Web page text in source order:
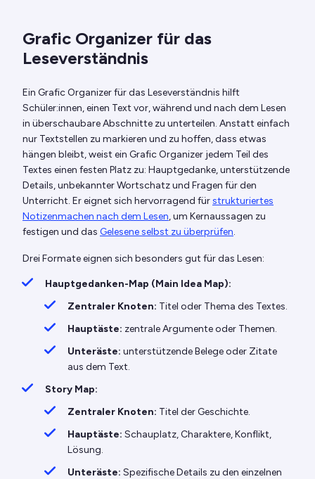
Grafic Organizer für das
Leseverständnis
Ein Grafic Organizer für das Leseverständnis hilft
Schüler:innen, einen Text vor, während und nach dem Lesen
in überschaubare Abschnitte zu unterteilen. Anstatt einfach
nur Textstellen zu markieren und zu hoffen, dass etwas
hängen bleibt, weist ein Grafic Organizer jedem Teil des
Textes einen festen Platz zu: Hauptgedanke, unterstützende
Details, unbekannter Wortschatz und Fragen für den
Unterricht. Er eignet sich hervorragend fürstrukturiertes
Notizenmachen nach dem Lesen, um Kernaussagen zu
festigen und das Gelesene selbst zu überprüfen.
Drei Formate eignen sich besonders gut für das Lesen:
Hauptgedanken-Map (Main Idea Map):
Zentraler Knoten: Titel oder Thema des Textes.
Hauptäste: zentrale Argumente oder Themen.
Unteräste: unterstützende Belege oder Zitate
aus dem Text.
Story Map:
Zentraler Knoten: Titel der Geschichte.
Hauptäste: Schauplatz, Charaktere, Konflikt,
Lösung.
Unteräste: Spezifische Details zu den einzelnen